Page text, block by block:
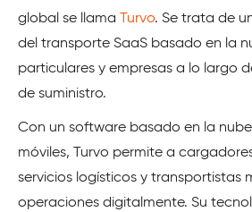
global se llama
Turvo. Se trata de
del transporte SaaS basado en la
particulares y empresas a lo largo
de suministro.
Con un software basado en la
móviles, Turvo permite a
servicios logísticos y transportistas
operaciones digitalmente. Su